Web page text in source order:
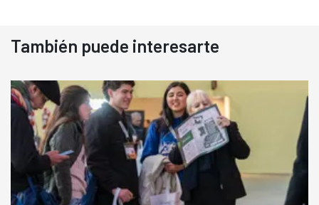
También puede interesarte